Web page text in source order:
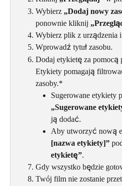
Wybierz „Dodaj nowy
ponownie kliknij
Wybierz plik z urządzenia
Wprowadź tytuł zasobu.
Dodaj etykietę za pomocą
Etykiety pomagają
zasoby.*
Sugerowane etykiety
„Sugerowane
ją dodać.
Aby utworzyć nową
[nazwa etykiety]”
etykietę”.
Gdy wszystko będzie
Twój film nie zostanie